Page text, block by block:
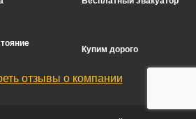
Купим дорого
отзывы о компании